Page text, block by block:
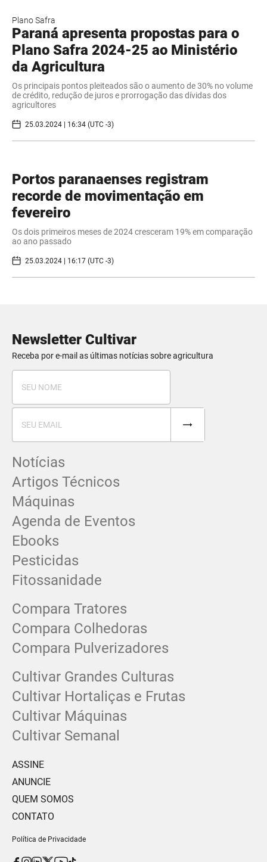
Plano Safra
Paraná apresenta propostas para o
Plano Safra 2024-25 ao Ministério
da Agricultura
Os principais pontos pleiteados são o aumento de 30% no volume
de crédito, redução de juros e prorrogação das dívidas dos
agricultores
25.03.2024 | 16:34 (UTC -3)
Portos paranaenses registram
recorde de movimentação em
fevereiro
Os dois primeiros meses de 2024 cresceram 19% em comparação
ao ano passado
25.03.2024 | 16:17 (UTC -3)
Newsletter Cultivar
Receba por e-mail as últimas notícias sobre agricultura
Notícias
Artigos Técnicos
Máquinas
Agenda de Eventos
Ebooks
Pesticidas
Fitossanidade
Compara Tratores
Compara Colhedoras
Compara Pulverizadores
Cultivar Grandes Culturas
Cultivar Hortaliças e Frutas
Cultivar Máquinas
Cultivar Semanal
ASSINE
ANUNCIE
QUEM SOMOS
CONTATO
Política de Privacidade